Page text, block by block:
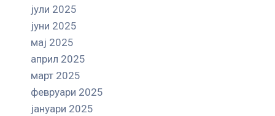
јули 2025
јуни 2025
мај 2025
април 2025
март 2025
февруари 2025
јануари 2025